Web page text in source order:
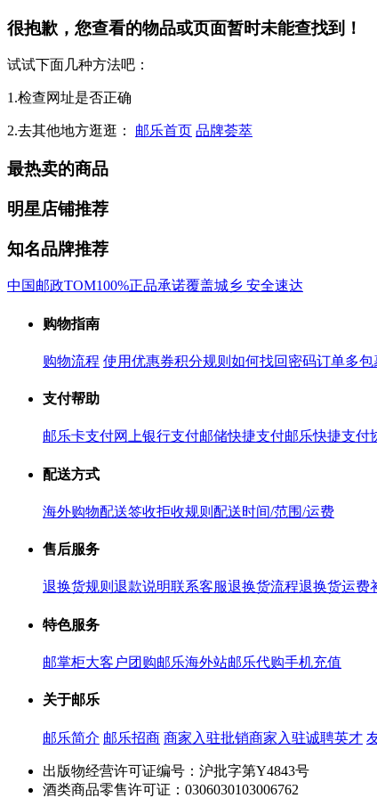
很抱歉，您查看的物品或页面暂时未能查找到！
试试下面几种方法吧：
1.检查网址是否正确
2.去其他地方逛逛： 邮乐首页 品牌荟萃
最热卖的商品
明星店铺推荐
知名品牌推荐
中国邮政TOM100%正品承诺覆盖城乡 安全速达
购物指南
购物流程 使用优惠券积分规则 如何找回密码订单多包
支付帮助
邮乐卡支付网上银行支付邮储快捷支付邮乐快捷支付
配送方式
海外购物配送签收拒收规则 配送时间/范围/运费
售后服务
退换货规则 退款说明联系客服退换货流程退换货运费
特色服务
邮掌柜大客户团购邮乐海外站邮乐代购手机充值
关于邮乐
邮乐简介 邮乐招商 商家入驻批销商家入驻诚聘英才
出版物经营许可证编号：沪批字第Y4843号
酒类商品零售许可证：0306030103006762